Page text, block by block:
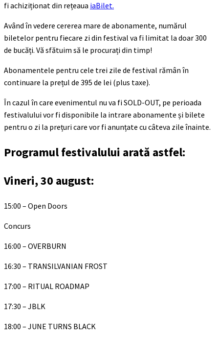
fi achiziționat din rețeaua iaBilet.
Având în vedere cererea mare de abonamente, numărul
biletelor pentru fiecare zi din festival va fi limitat la doar 300
de bucăți. Vă sfătuim să le procurați din timp!
Abonamentele pentru cele trei zile de festival rămân în
continuare la prețul de 395 de lei (plus taxe).
În cazul în care evenimentul nu va fi SOLD-OUT, pe perioada
festivalului vor fi disponibile la intrare abonamente și bilete
pentru o zi la prețuri care vor fi anunțate cu câteva zile înainte.
Programul festivalului arată astfel:
Vineri, 30 august:
15:00 – Open Doors
Concurs
16:00 – OVERBURN
16:30 – TRANSILVANIAN FROST
17:00 – RITUAL ROADMAP
17:30 – JBLK
18:00 – JUNE TURNS BLACK